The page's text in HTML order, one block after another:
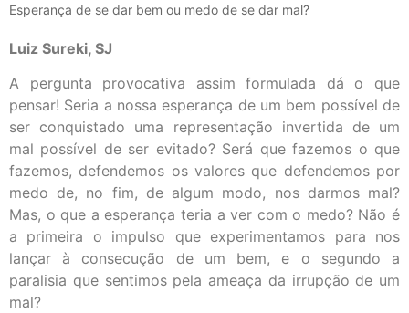
Esperança de se dar bem ou medo de se dar mal?
Luiz Sureki, SJ
A pergunta provocativa assim formulada dá o que
pensar! Seria a nossa esperança de um bem possível de
ser conquistado uma representação invertida de um
mal possível de ser evitado? Será que fazemos o que
fazemos, defendemos os valores que defendemos por
medo de, no fim, de algum modo, nos darmos mal?
Mas, o que a esperança teria a ver com o medo? Não é
a primeira o impulso que experimentamos para nos
lançar à consecução de um bem, e o segundo a
paralisia que sentimos pela ameaça da irrupção de um
mal?